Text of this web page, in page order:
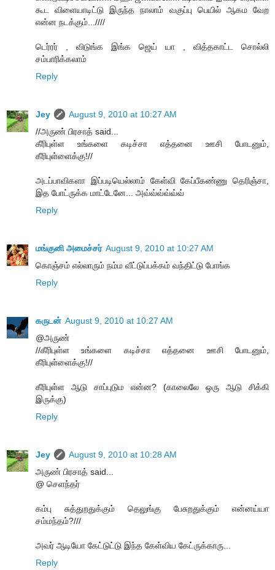
கூட விளையாடிட்டு இருந்த நாலாம் வகுப்பு பெயில் ஆகம வேற
என்ன நடக்கும்...////
டெர்ரர் , விடுங்க இங்க ஜெய் யா , வித்தகாட்ட சொல்லி
சம்பாரிக்கலாம்
Reply
Jey
August 9, 2010 at 10:27 AM
//அருண் பிரசாத் said...
கீரிபுள்ள உங்களை கடிச்சா எத்தனை ஊசி போடனும்,
கீரிபுள்ளைக்கு!//
அடப்பாவிகளா இப்படியெல்லாம் கேள்வி கேப்பீகண்ணு தெரிஞ்சா,
இத போட்ருக்க மாட்டேனே... அவ்வ்வ்வ்வ்வ்
Reply
மங்குனி அமைச்சர் August 9, 2010 at 10:27 AM
கொஞ்சம் எல்லாரும் நம்ம வீட்டுப்பக்கம் வந்திட்டு போங்க
Reply
கருடன் August 9, 2010 at 10:27 AM
@அருண்
//கீரிபுள்ள உங்களை கடிச்சா எத்தனை ஊசி போடனும்,
கீரிபுள்ளைக்கு!//
கீரிபுள்ள ஆடு சாப்புடும என்ன? (காலைலே ஒரு ஆடு சிக்கி
இருக்கு)
Reply
Jey
August 9, 2010 at 10:28 AM
அருண் பிரசாத் said...
@ செளந்தர்
கம்பு சுத்துறதுக்கும் தெலுங்கு பேசுறதுக்கும் என்னய்யா
சம்மந்தம்?///
அவர் ஆடியோ கேட்டுட்டு இந்த கேள்விய கேட்ருக்காரு...
Reply